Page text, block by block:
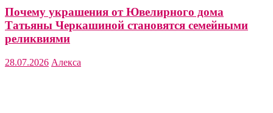
Почему украшения от Ювелирного дома
Татьяны Черкашиной становятся семейными
реликвиями
28.07.2026 Алекса